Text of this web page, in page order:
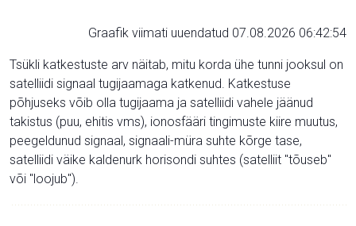
Graafik viimati uuendatud 07.08.2026 06:42:54
Tsükli katkestuste arv näitab, mitu korda ühe tunni jooksul on
satelliidi signaal tugijaamaga katkenud. Katkestuse
põhjuseks võib olla tugijaama ja satelliidi vahele jäänud
takistus (puu, ehitis vms), ionosfääri tingimuste kiire muutus,
peegeldunud signaal, signaali-müra suhte kõrge tase,
satelliidi väike kaldenurk horisondi suhtes (satelliit "tõuseb"
või "loojub").